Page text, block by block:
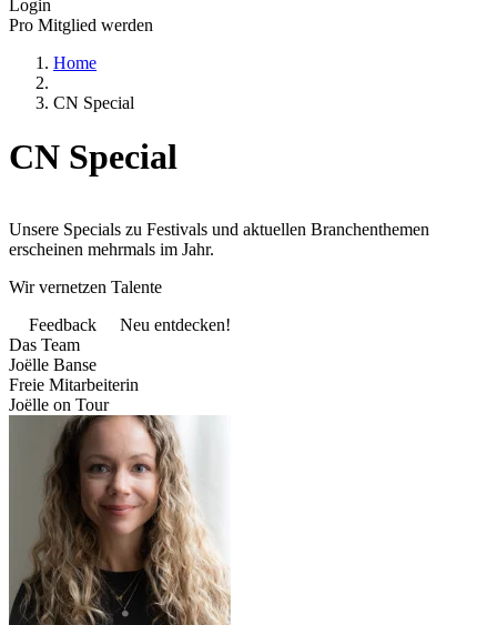
Login
Pro Mitglied werden
Home
CN Special
CN Special
Unsere Specials zu Festivals und aktuellen Branchenthemen
erscheinen mehrmals im Jahr.
Wir vernetzen Talente
Feedback
Neu entdecken!
Das Team
Joëlle Banse
Freie Mitarbeiterin
Joëlle on Tour